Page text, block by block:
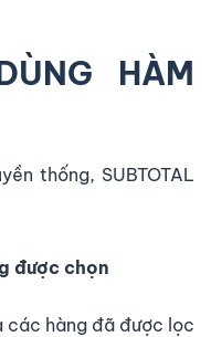
HÀM
thống, SUBTOTAL
được chọn
các hàng đã được lọc